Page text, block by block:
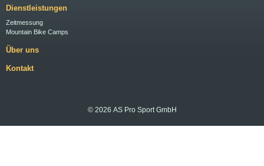
Dienstleistungen
Zeitmessung
Mountain Bike Camps
Über uns
Kontakt
© 2026 AS Pro Sport GmbH